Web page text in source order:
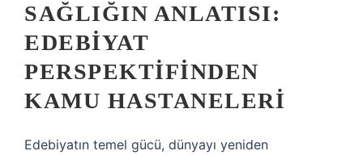
SAĞLIĞIN ANLATISI:
EDEBIYAT
PERSPEKTIFINDEN
KAMU HASTANELERI
Edebiyatın temel gücü, dünyayı yeniden